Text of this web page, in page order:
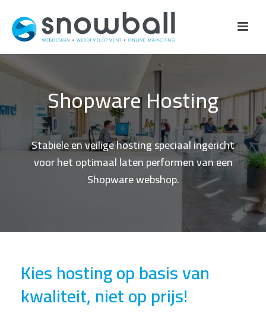
Shopware Hosting
Stabiele en veilige hosting speciaal ingericht
voor het optimaal laten performen van een
Shopware webshop.
Kies hosting op basis van
kwaliteit, niet op prijs!